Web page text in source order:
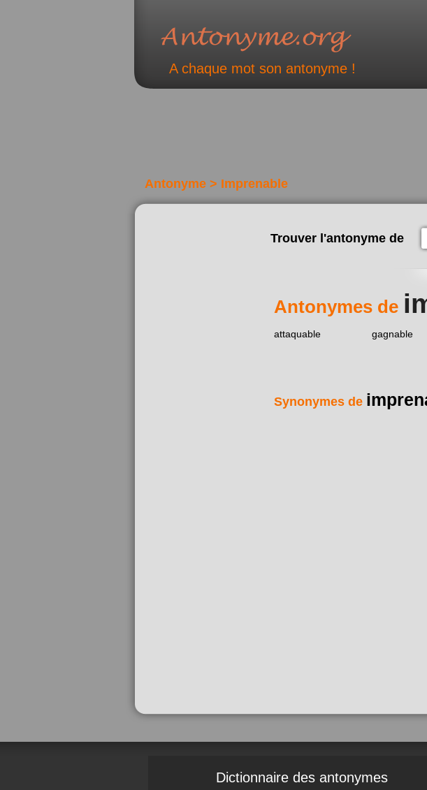
A chaque mot son antonyme !
Antonyme > Imprenable
Trouver l'antonyme de
Antonymes de
attaquable gagnable
Synonymes de
Dictionnaire des antonymes